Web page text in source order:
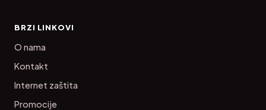
BRZI LINKOVI
O nama
Kontakt
Internet zaštita
Promocije